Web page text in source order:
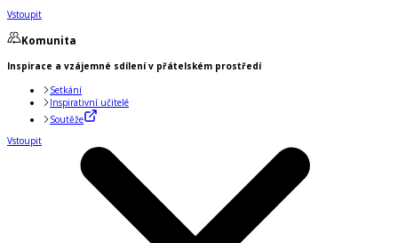
Vstoupit
Komunita
Inspirace a vzájemné sdílení v přátelském prostředí
Setkání
Inspirativní učitelé
Soutěže
Vstoupit